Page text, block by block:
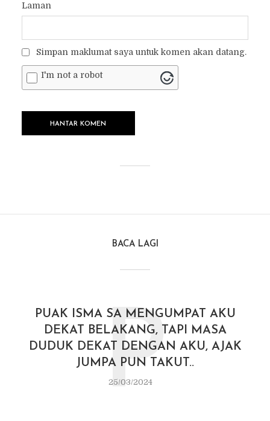
Laman
Simpan maklumat saya untuk komen akan datang.
I'm not a robot
BACA LAGI
PUAK ISMA SA MENGUMPAT AKU
DEKAT BELAKANG, TAPI MASA
DUDUK DEKAT DENGAN AKU, AJAK
JUMPA PUN TAKUT..
25/03/2024
P